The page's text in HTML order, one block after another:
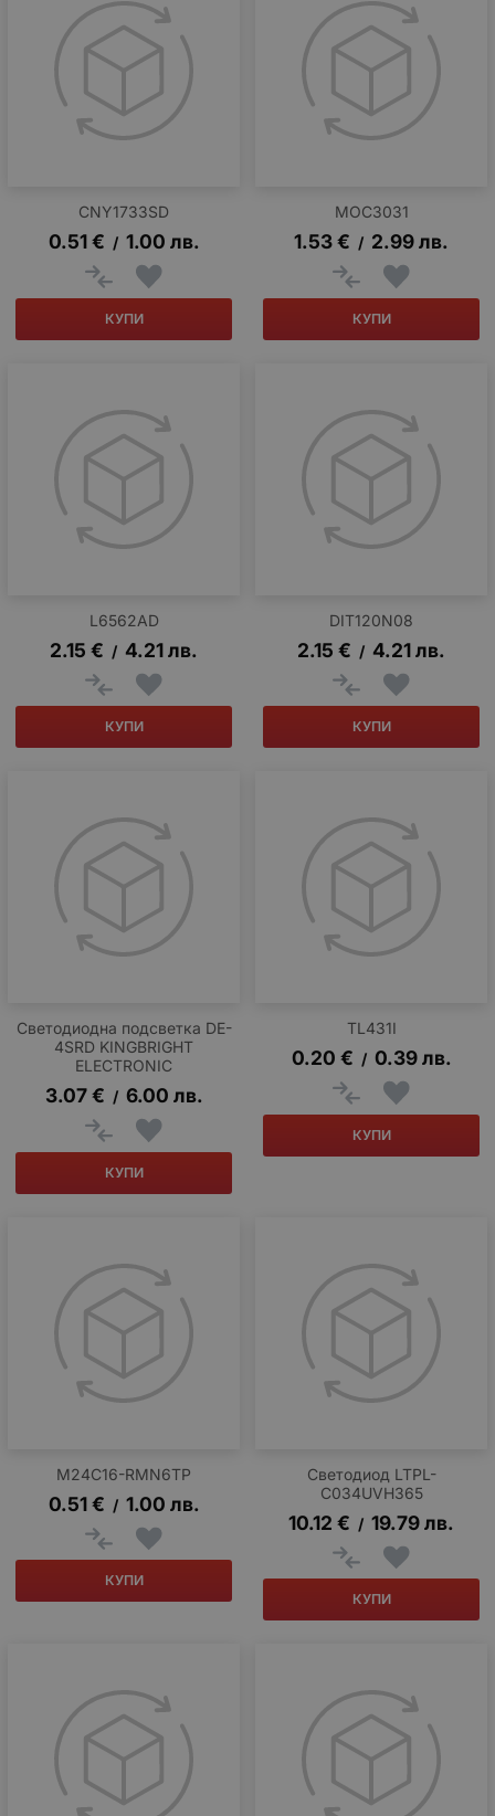
CNY1733SD
0.51 € / 1.00 лв.
КУПИ
MOC3031
1.53€ / 2.99лв.
КУПИ
L6562AD
2.15 € / 4.21лв.
КУПИ
DIT120N08
2.15 € / 4.21лв.
КУПИ
Светодиодна подсветка DE-
4SRD KINGBRIGHT
ELECTRONIC
3.07 € / 6.00 лв.
КУПИ
TL431I
0.20 € / 0.39 лв.
КУПИ
M24C16-RMN6TP
0.51 € / 1.00 лв.
КУПИ
Светодиод LTPL-
C034UVH365
10.12 € / 19.79лв.
КУПИ